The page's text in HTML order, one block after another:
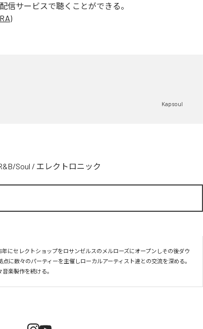
信サービスで聴くことができる。
Kapsoul
Soul / エレクトロニック
にセレクトショップをロサンゼルスのメルローズにオープンしその後ダウ
に数々のパーティーを主催しローカルアーティスト達との交流を深める。
楽製作を続ける。